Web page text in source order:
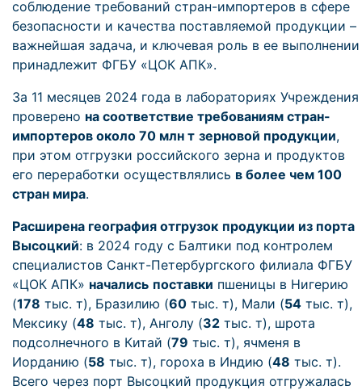
соблюдение требований стран-импортеров в сфере
безопасности и качества поставляемой продукции –
важнейшая задача, и ключевая роль в ее выполнении
принадлежит ФГБУ «ЦОК АПК».
За 11 месяцев 2024 года в лабораториях Учреждения
проверено на соответствие требованиям стран-
импортеров около 70 млн т зерновой продукции,
при этом отгрузки российского зерна и продуктов
его переработки осуществлялись в более чем 100
стран мира.
Расширена география отгрузок продукции из порта
Высоцкий: в 2024 году с Балтики под контролем
специалистов Санкт-Петербургского филиала ФГБУ
«ЦОК АПК» начались поставки пшеницы в Нигерию
(178 тыс. т), Бразилию (60 тыс. т), Мали (54 тыс. т),
Мексику (48 тыс. т), Анголу (32 тыс. т), шрота
подсолнечного в Китай (79 тыс. т), ячменя в
Иорданию (58 тыс. т), гороха в Индию (48 тыс. т).
Всего через порт Высоцкий продукция отгружалась